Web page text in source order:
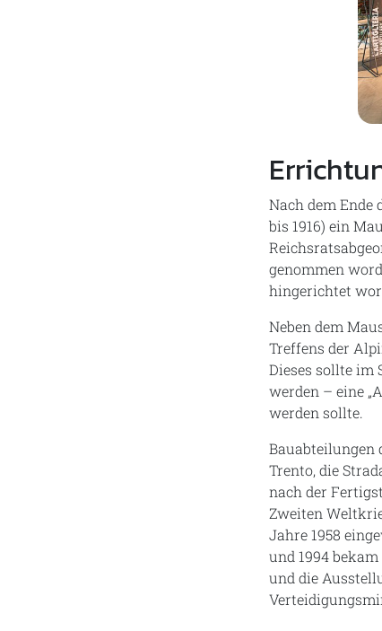
Nach dem Ende
bis 1916) ein
genommen
hingerichtet
Neben dem
Treffens der
Dieses sollte
werden – eine
werden sollte.
Bauabteilungen
Trento, die
nach der
Zweiten
Jahre 1958
und 1994
und die